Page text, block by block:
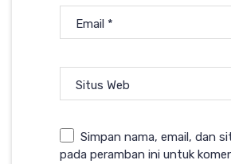
Email *
Situs Web
Simpan nama, email, dan
pada peramban ini untuk